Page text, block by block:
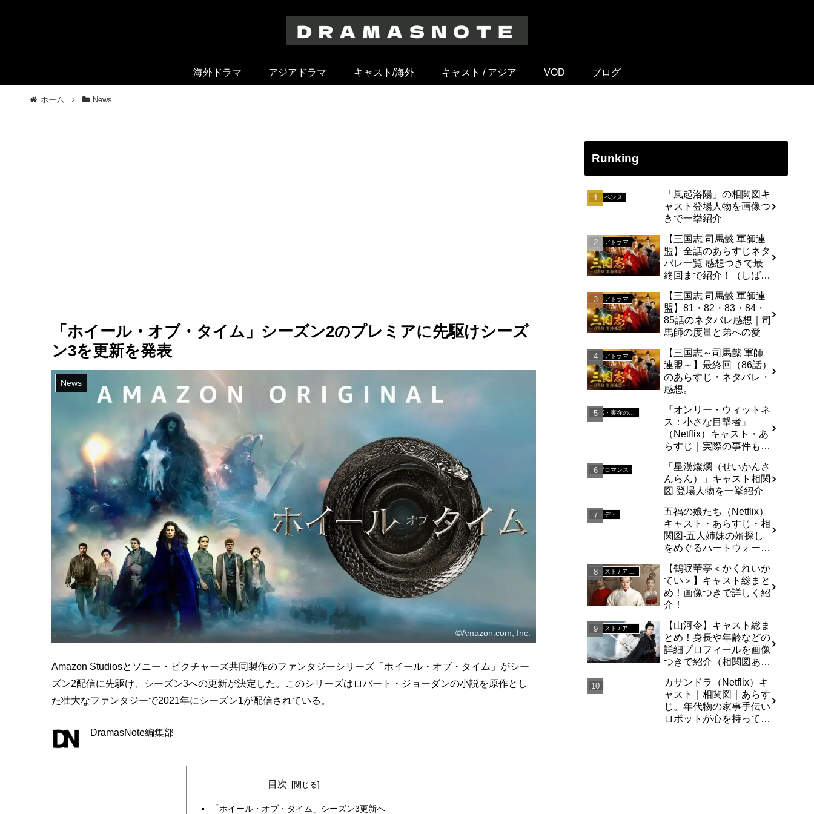
海外ドラマ アジアドラマ キャスト/海外 キャスト / アジア VOD ブログ
ホーム News
「ホイール・オブ・タイム」シーズン2のプレミアに先駆けシーズ
ン3を更新を発表
News
©Amazon.com, Inc.
Amazon Studiosとソニー・ピクチャーズ共同製作のファンタジーシリーズ「ホイール・オブ・タイム」がシー
ズン2配信に先駆け、シーズン3への更新が決定した。このシリーズはロバート・ジョーダンの小説を原作とし
た壮大なファンタジーで2021年にシーズン1が配信されている。
DramasNote編集部
目次
「ホイール・オブ・タイム」シーズン3更新へ
Runking
サスペンス
「風起洛陽」の相関図キ
ャスト登場人物を画像つ
きで一挙紹介
アジアドラマ
【三国志 司馬懿 軍師連
盟】全話のあらすじネタ
バレ一覧 感想つきで最
終回まで紹介！（しば
アジアドラマ
【三国志 司馬懿 軍師連
盟】81・82・83・84・
85話のネタバレ感想｜司
馬師の度量と弟への愛
アジアドラマ
【三国志～司馬懿 軍師
連盟～】最終回（86話）
のあらすじ・ネタバレ・
感想。
『オンリー・ウィットネ
ス：小さな目撃者』
（Netflix）キャスト・あ
らすじ｜実際の事件も解
ラブロマンス
「星漢燦爛（せいかんさ
んらん）」キャスト相関
図 登場人物を一挙紹介
コメディ
五福の娘たち（Netflix）
キャスト・あらすじ・相
関図-五人姉妹の婿探し
をめぐるハートウォーミ
【鶴唳華亭＜かくれいか
てい＞】キャスト総まと
め！画像つきで詳しく紹
介！
【山河令】キャスト総ま
とめ！身長や年齢などの
詳細プロフィールを画像
つきで紹介（相関図あ
SF
カサンドラ（Netflix）キ
ャスト｜相関図｜あらす
じ。年代物の家事手伝い
ロボットが心を持って暴